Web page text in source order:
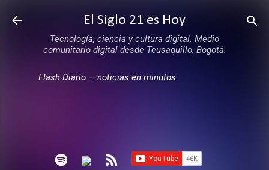
Ir al contenido principal
El Siglo 21 es Hoy
Tecnología, ciencia y cultura digital. Medio
comunitario digital desde Teusaquillo, Bogotá.
Flash Diario — noticias en minutos: